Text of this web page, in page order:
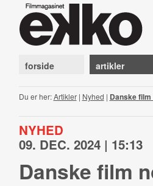
forside artikler
Du er her:Artikler| Nyhed | Danske
NYHED
09. DEC. 2024 | 15:13
Danske film